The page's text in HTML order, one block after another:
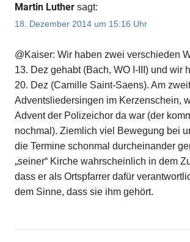
Martin Luther sagt:
18. Dezember 2014 um 15:16 Uhr
@Kaiser: Wir haben zwei verschieden
13. Dez gehabt (Bach, WO I-III) und wir
20. Dez (Camille Saint-Saens). Am
Adventsliedersingen im Kerzenschein,
Advent der Polizeichor da war (der
nochmal). Ziemlich viel Bewegung bei
die Termine schonmal durcheinander
„seiner“ Kirche wahrscheinlich in dem
dass er als Ortspfarrer dafür
dem Sinne, dass sie ihm gehört.